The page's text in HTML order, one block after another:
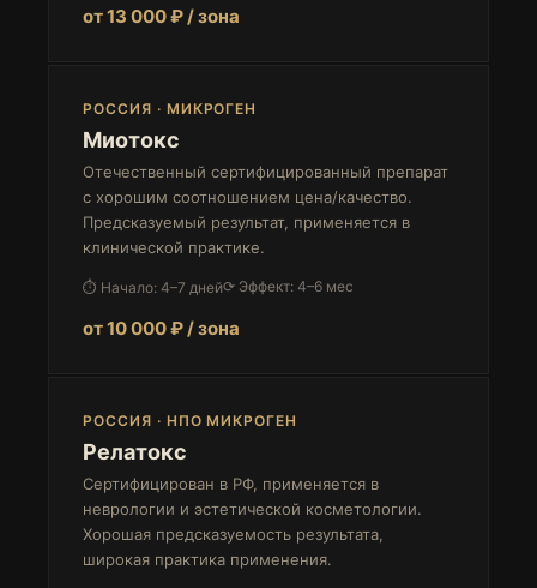
от 13 000 ₽ / зона
РОССИЯ · МИКРОГЕН
Миотокс
Отечественный сертифицированный препарат
с хорошим соотношением цена/качество.
Предсказуемый результат, применяется в
клинической практике.
⏱ Начало: 4–7 дней⟳ Эффект: 4–6 мес
от 10 000 ₽ / зона
РОССИЯ · НПО МИКРОГЕН
Релатокс
Сертифицирован в РФ, применяется в
неврологии и эстетической косметологии.
Хорошая предсказуемость результата,
широкая практика применения.